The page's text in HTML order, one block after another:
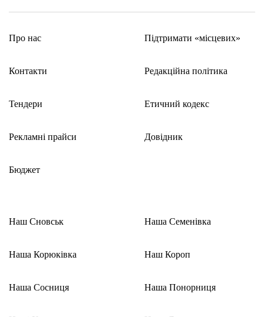
Про нас
Контакти
Тендери
Рекламні прайси
Бюджет
Підтримати «місцевих»
Редакційна політика
Етичний кодекс
Довідник
Наш Сновськ
Наша Корюківка
Наша Сосниця
Наша Семенівка
Наш Короп
Наша Понорниця